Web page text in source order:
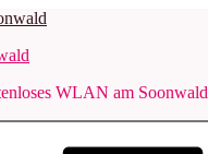
WLAN am Soonwald